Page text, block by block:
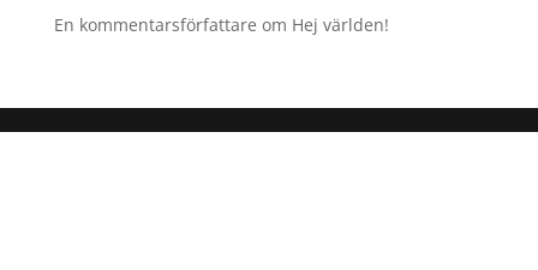
En kommentarsförfattare om Hej världen!